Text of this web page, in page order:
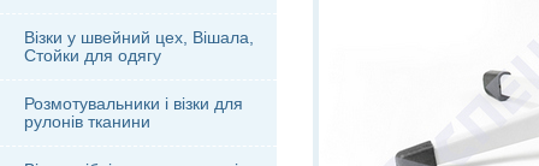
Візки у швейний цех, Вішала,
Стойки для одягу
Розмотувальники і візки для
рулонів тканини